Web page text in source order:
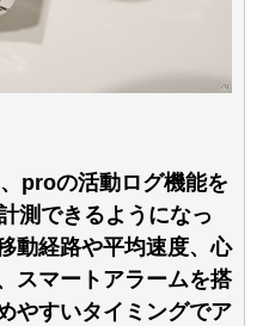
proの活動ログ機能を
測できるようになっ
動経路や平均速度、心
スマートアラームを搭
やすいタイミングでア